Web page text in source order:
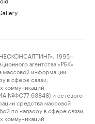
1995–
агентства «РБК»
массовой информации
в сфере связи,
коммуникаций
№ФС77-63848) и сетевого
средства массовой
по надзору в сфере связи,
коммуникаций